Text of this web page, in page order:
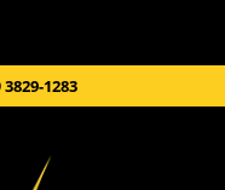
3829-1283